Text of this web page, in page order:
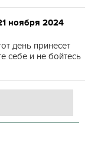
ноября 2024
день принесет
себе и не бойтесь